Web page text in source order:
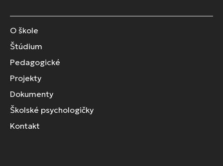
O škole
Štúdium
Pedagogické
Projekty
Dokumenty
Školské psychologičky
Kontakt